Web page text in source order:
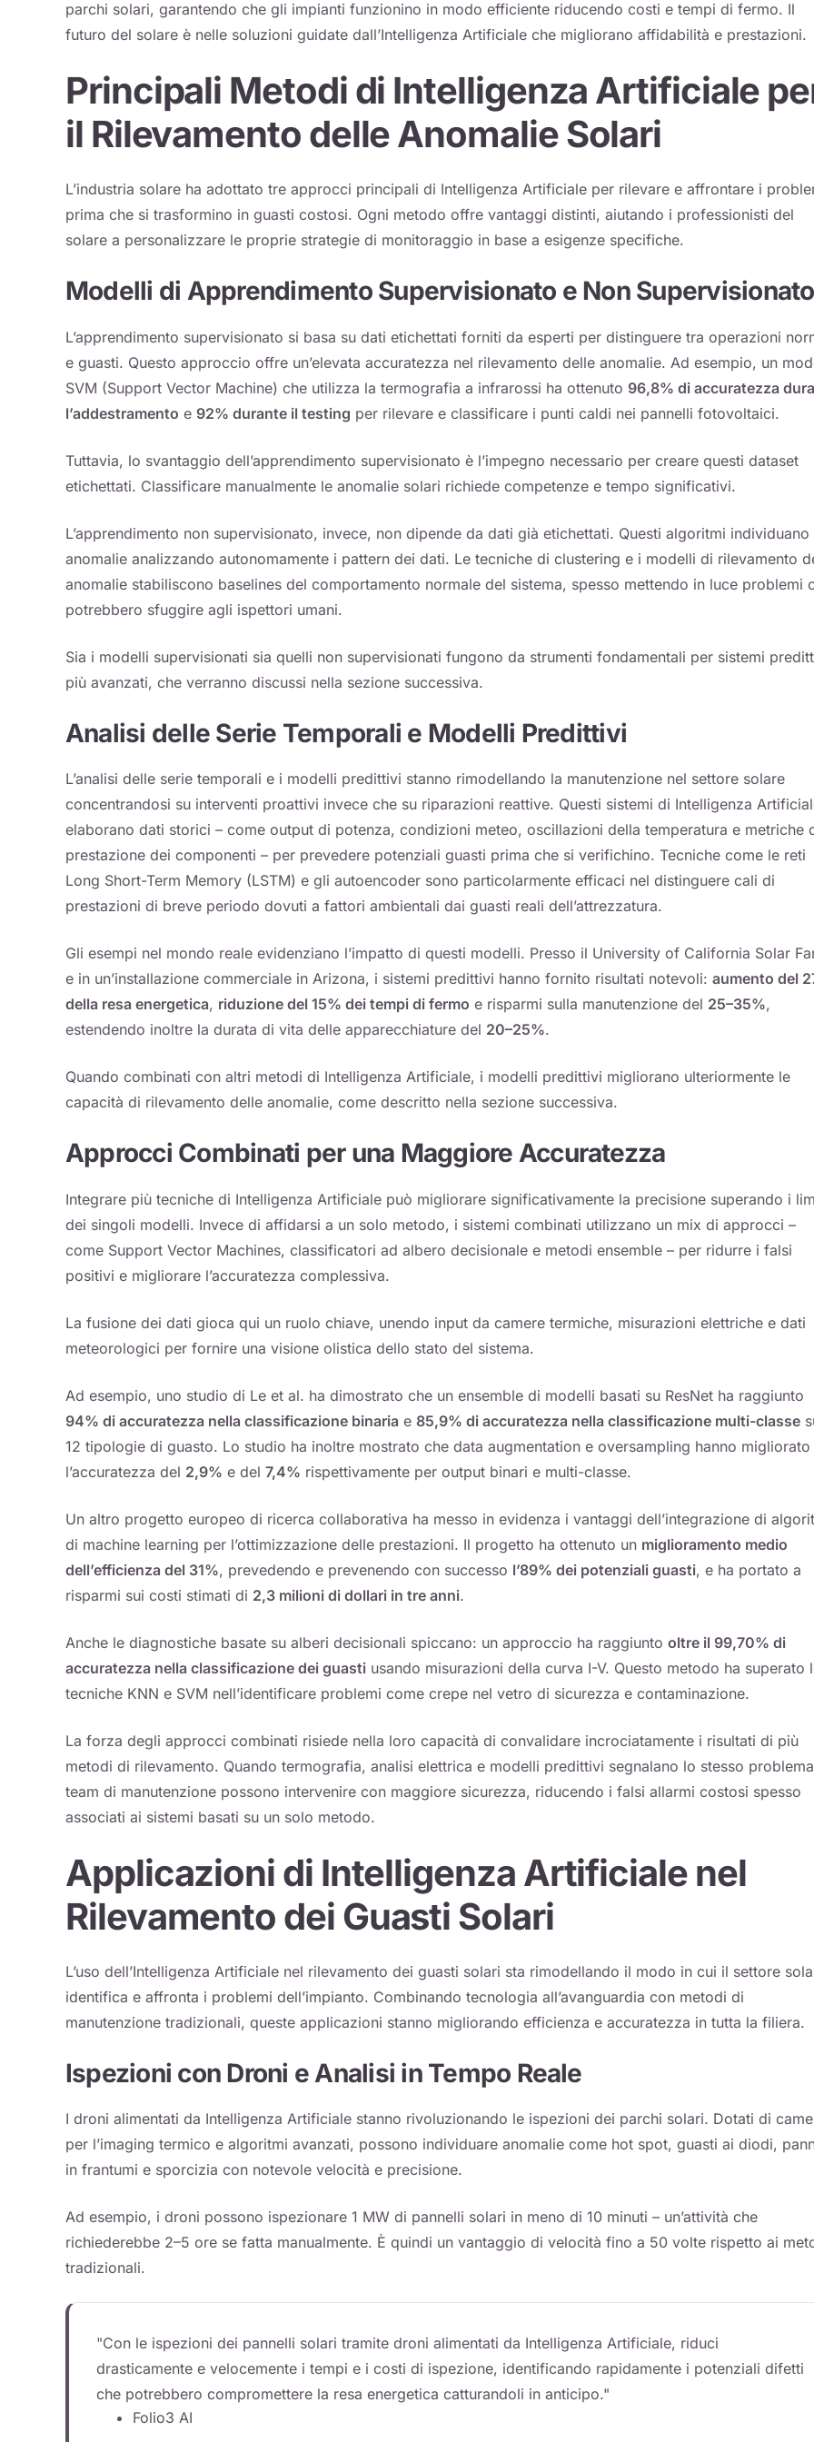
parchi solari, garantendo che gli impianti funzionino in modo efficiente riducendo costi e tempi di fermo. Il
futuro del solare è nelle soluzioni guidate dall’Intelligenza Artificiale che migliorano affidabilità e prestazioni.
Principali Metodi di Intelligenza Artificiale
il Rilevamento delle Anomalie Solari
L’industria solare ha adottato tre approcci principali di Intelligenza Artificiale per rilevare e affrontare i
prima che si trasformino in guasti costosi. Ogni metodo offre vantaggi distinti, aiutando i professionisti del
solare a personalizzare le proprie strategie di monitoraggio in base a esigenze specifiche.
Modelli di Apprendimento Supervisionato e Non Supervisionato
L’apprendimento supervisionato si basa su dati etichettati forniti da esperti per distinguere tra operazioni
e guasti. Questo approccio offre un’elevata accuratezza nel rilevamento delle anomalie. Ad esempio, un
SVM (Support Vector Machine) che utilizza la termografia a infrarossi ha ottenuto 96,8% di accuratezza
l’addestramento e 92% durante il testing per rilevare e classificare i punti caldi nei pannelli fotovoltaici.
Tuttavia, lo svantaggio dell’apprendimento supervisionato è l’impegno necessario per creare questi dataset
etichettati. Classificare manualmente le anomalie solari richiede competenze e tempo significativi.
L’apprendimento non supervisionato, invece, non dipende da dati già etichettati. Questi algoritmi individuano
anomalie analizzando autonomamente i pattern dei dati. Le tecniche di clustering e i modelli di rilevamento
anomalie stabiliscono baselines del comportamento normale del sistema, spesso mettendo in luce problemi
potrebbero sfuggire agli ispettori umani.
Sia i modelli supervisionati sia quelli non supervisionati fungono da strumenti fondamentali per sistemi
più avanzati, che verranno discussi nella sezione successiva.
Analisi delle Serie Temporali e Modelli Predittivi
L’analisi delle serie temporali e i modelli predittivi stanno rimodellando la manutenzione nel settore solare
concentrandosi su interventi proattivi invece che su riparazioni reattive. Questi sistemi di Intelligenza
elaborano dati storici – come output di potenza, condizioni meteo, oscillazioni della temperatura e metriche
prestazione dei componenti – per prevedere potenziali guasti prima che si verifichino. Tecniche come le reti
Long Short-Term Memory (LSTM) e gli autoencoder sono particolarmente efficaci nel distinguere cali di
prestazioni di breve periodo dovuti a fattori ambientali dai guasti reali dell’attrezzatura.
Gli esempi nel mondo reale evidenziano l’impatto di questi modelli. Presso il University of California Solar
e in un’installazione commerciale in Arizona, i sistemi predittivi hanno fornito risultati notevoli: aumento del
della resa energetica, riduzione del 15% dei tempi di fermo e risparmi sulla manutenzione del 25–35%,
estendendo inoltre la durata di vita delle apparecchiature del 20–25%.
Quando combinati con altri metodi di Intelligenza Artificiale, i modelli predittivi migliorano ulteriormente le
capacità di rilevamento delle anomalie, come descritto nella sezione successiva.
Approcci Combinati per una Maggiore Accuratezza
Integrare più tecniche di Intelligenza Artificiale può migliorare significativamente la precisione superando i
dei singoli modelli. Invece di affidarsi a un solo metodo, i sistemi combinati utilizzano un mix di approcci –
come Support Vector Machines, classificatori ad albero decisionale e metodi ensemble – per ridurre i falsi
positivi e migliorare l’accuratezza complessiva.
La fusione dei dati gioca qui un ruolo chiave, unendo input da camere termiche, misurazioni elettriche e dati
meteorologici per fornire una visione olistica dello stato del sistema.
Ad esempio, uno studio di Le et al. ha dimostrato che un ensemble di modelli basati su ResNet ha raggiunto
94% di accuratezza nella classificazione binaria e 85,9% di accuratezza nella classificazione multi-classe
12 tipologie di guasto. Lo studio ha inoltre mostrato che data augmentation e oversampling hanno migliorato
l’accuratezza del 2,9% e del 7,4% rispettivamente per output binari e multi-classe.
Un altro progetto europeo di ricerca collaborativa ha messo in evidenza i vantaggi dell’integrazione di
di machine learning per l’ottimizzazione delle prestazioni. Il progetto ha ottenuto un miglioramento medio
dell’efficienza del 31%, prevedendo e prevenendo con successo l’89% dei potenziali guasti, e ha portato a
risparmi sui costi stimati di 2,3 milioni di dollari in tre anni.
Anche le diagnostiche basate su alberi decisionali spiccano: un approccio ha raggiunto oltre il 99,70% di
accuratezza nella classificazione dei guasti usando misurazioni della curva I-V. Questo metodo ha superato
tecniche KNN e SVM nell’identificare problemi come crepe nel vetro di sicurezza e contaminazione.
La forza degli approcci combinati risiede nella loro capacità di convalidare incrociatamente i risultati di più
metodi di rilevamento. Quando termografia, analisi elettrica e modelli predittivi segnalano lo stesso
team di manutenzione possono intervenire con maggiore sicurezza, riducendo i falsi allarmi costosi spesso
associati ai sistemi basati su un solo metodo.
Applicazioni di Intelligenza Artificiale nel
Rilevamento dei Guasti Solari
L’uso dell’Intelligenza Artificiale nel rilevamento dei guasti solari sta rimodellando il modo in cui il settore
identifica e affronta i problemi dell’impianto. Combinando tecnologia all’avanguardia con metodi di
manutenzione tradizionali, queste applicazioni stanno migliorando efficienza e accuratezza in tutta la filiera.
Ispezioni con Droni e Analisi in Tempo Reale
I droni alimentati da Intelligenza Artificiale stanno rivoluzionando le ispezioni dei parchi solari. Dotati di
per l’imaging termico e algoritmi avanzati, possono individuare anomalie come hot spot, guasti ai diodi,
in frantumi e sporcizia con notevole velocità e precisione.
Ad esempio, i droni possono ispezionare 1 MW di pannelli solari in meno di 10 minuti – un’attività che
richiederebbe 2–5 ore se fatta manualmente. È quindi un vantaggio di velocità fino a 50 volte rispetto ai
tradizionali.
"Con le ispezioni dei pannelli solari tramite droni alimentati da Intelligenza Artificiale, riduci
drasticamente e velocemente i tempi e i costi di ispezione, identificando rapidamente i potenziali difetti
che potrebbero compromettere la resa energetica catturandoli in anticipo."
Folio3 AI